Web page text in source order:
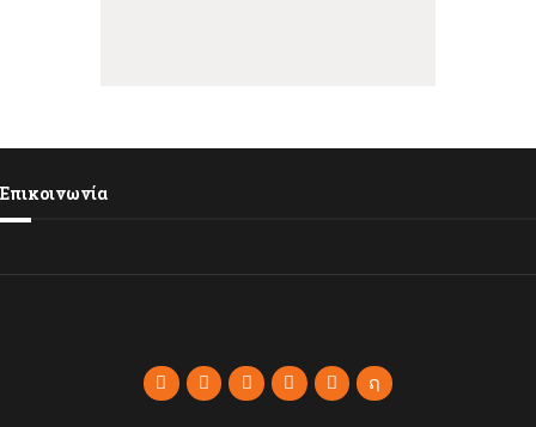
Επικοινωνία